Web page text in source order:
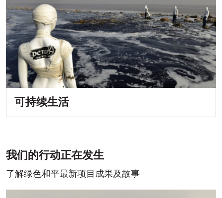
可持续生活
我们的行动正在发生
了解绿色和平最新项目成果及故事